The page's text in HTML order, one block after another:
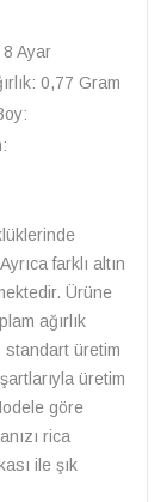
8 Ayar
0,77 Gram
farklı altın
Ürüne
ağırlık
standart üretim
üretim
göre
rica
ile şık